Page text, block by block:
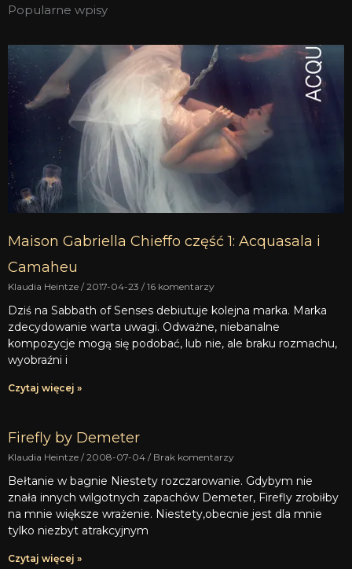
Popularne wpisy
Maison Gabriella Chieffo część 1: Acquasala i
Camaheu
Klaudia Heintze 2017-04-23 16 komentarzy
Dziś na Sabbath of Senses debiutuje kolejna marka. Marka
zdecydowanie warta uwagi. Odważne, niebanalne
kompozycje mogą się podobać, lub nie, ale braku rozmachu,
wyobraźni i
Czytaj więcej »
Firefly by Demeter
Klaudia Heintze 2008-07-04 Brak komentarzy
Bełtanie w bagnie Niestety rozczarowanie. Gdybym nie
znała innych wilgotnych zapachów Demeter, Firefly zrobiłby
na mnie większe wrażenie. Niestety,obecnie jest dla mnie
tylko niezbyt atrakcyjnym
Czytaj więcej »